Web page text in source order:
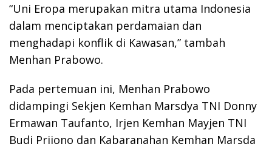
“Uni Eropa merupakan mitra utama Indonesia
dalam menciptakan perdamaian dan
menghadapi konflik di Kawasan,” tambah
Menhan Prabowo.
Pada pertemuan ini, Menhan Prabowo
didampingi Sekjen Kemhan Marsdya TNI Donny
Ermawan Taufanto, Irjen Kemhan Mayjen TNI
Budi Prijono dan Kabaranahan Kemhan Marsda